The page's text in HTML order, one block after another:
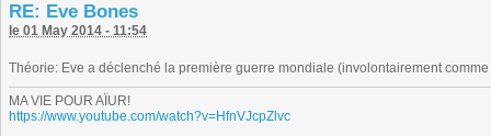
RE: Eve Bones
le 01 May 2014 - 11:54
Théorie: Eve a déclenché la première guerre mondiale (involontairement
MA VIE POUR AÏUR!
https://www.youtube.com/watch?v=HfnVJcpZlvc